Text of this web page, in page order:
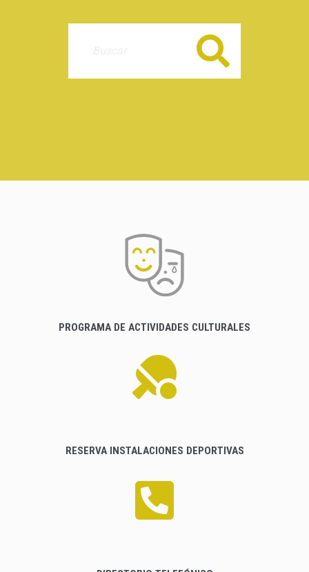
Buscar
PROGRAMA DE ACTIVIDADES CULTURALES
RESERVA INSTALACIONES DEPORTIVAS